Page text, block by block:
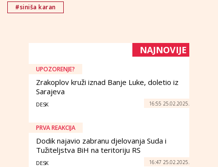
#siniša karan
NAJNOVIJE
UPOZORENJE?
Zrakoplov kruži iznad Banje Luke, doletio iz
Sarajeva
DESK 16:55 25.02.2025.
PRVA REAKCIJA
Dodik najavio zabranu djelovanja Suda i
Tužiteljstva BiH na teritoriju RS
DESK 16:47 25.02.2025.